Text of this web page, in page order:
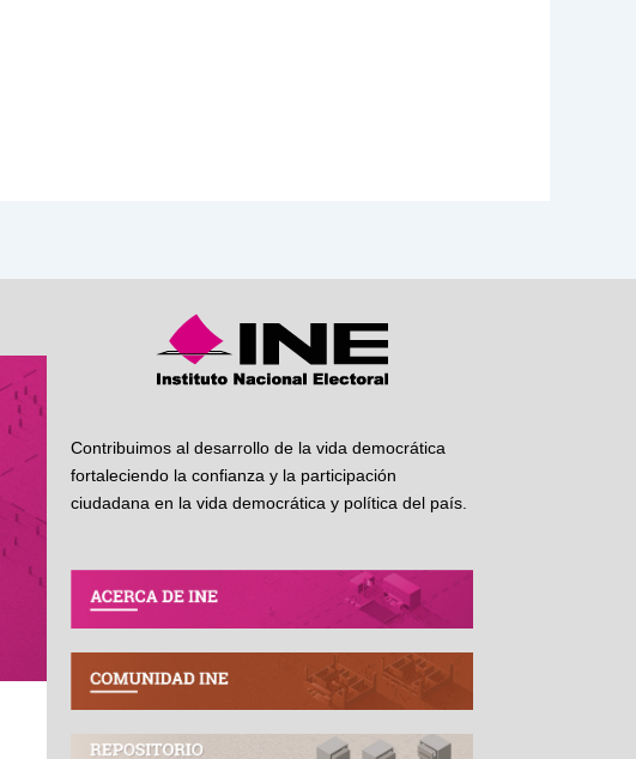
Contribuimos al desarrollo de la vida democrática
fortaleciendo la confianza y la participación
ciudadana en la vida democrática y política del país.